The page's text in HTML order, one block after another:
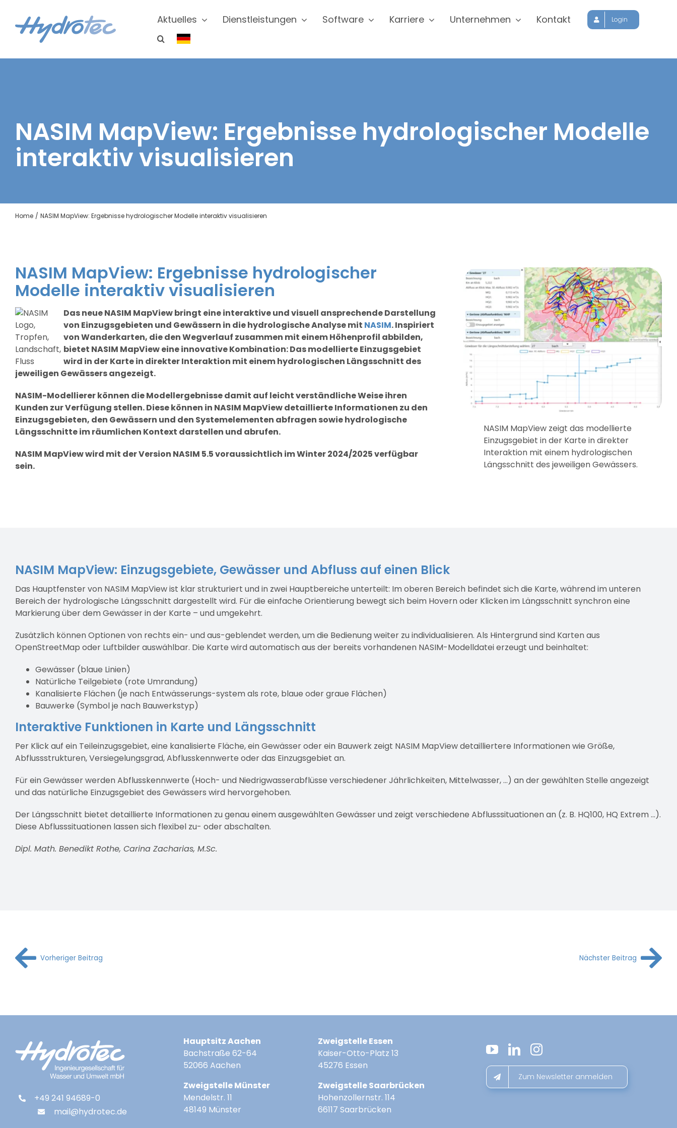
springen
Aktuelles Dienstleistungen Software Karriere Unternehmen Kontakt Login
NASIM MapView: Ergebnisse hydrologischer Modelle
interaktiv visualisieren
Home NASIM MapView: Ergebnisse hydrologischer Modelle interaktiv visualisieren
NASIM MapView: Ergebnisse hydrologischer
Modelle interaktiv visualisieren
Das neue NASIM MapView bringt eine interaktive und visuell ansprechende Darstellung
von Einzugsgebieten und Gewässern in die hydrologische Analyse mit NASIM. Inspiriert
von Wanderkarten, die den Wegverlauf zusammen mit einem Höhenprofil abbilden,
bietet NASIM MapView eine innovative Kombination: Das modellierte Einzugsgebiet
wird in der Karte in direkter Interaktion mit einem hydrologischen Längsschnitt des
jeweiligen Gewässers angezeigt.
NASIM-Modellierer können die Modellergebnisse damit auf leicht verständliche Weise ihren
Kunden zur Verfügung stellen. Diese können in NASIM MapView detaillierte Informationen zu den
Einzugsgebieten, den Gewässern und den Systemelementen abfragen sowie hydrologische
Längsschnitte im räumlichen Kontext darstellen und abrufen.
NASIM MapView wird mit der Version NASIM 5.5 voraussichtlich im Winter 2024/2025 verfügbar
sein.
NASIM MapView zeigt das modellierte
Einzugsgebiet in der Karte in direkter
Interaktion mit einem hydrologischen
Längsschnitt des jeweiligen Gewässers.
NASIM MapView: Einzugsgebiete, Gewässer und Abfluss auf einen Blick
Das Hauptfenster von NASIM MapView ist klar strukturiert und in zwei Hauptbereiche unterteilt: Im oberen Bereich befindet sich die Karte, während im unteren
Bereich der hydrologische Längsschnitt dargestellt wird. Für die einfache Orientierung bewegt sich beim Hovern oder Klicken im Längsschnitt synchron eine
Markierung über dem Gewässer in der Karte – und umgekehrt.
Zusätzlich können Optionen von rechts ein- und aus-geblendet werden, um die Bedienung weiter zu individualisieren. Als Hintergrund sind Karten aus
OpenStreetMap oder Luftbilder auswählbar. Die Karte wird automatisch aus der bereits vorhandenen NASIM-Modelldatei erzeugt und beinhaltet:
Gewässer (blaue Linien)
Natürliche Teilgebiete (rote Umrandung)
Kanalisierte Flächen (je nach Entwässerungs-system als rote, blaue oder graue Flächen)
Bauwerke (Symbol je nach Bauwerkstyp)
Interaktive Funktionen in Karte und Längsschnitt
Per Klick auf ein Teileinzugsgebiet, eine kanalisierte Fläche, ein Gewässer oder ein Bauwerk zeigt NASIM MapView detailliertere Informationen wie Größe,
Abflussstrukturen, Versiegelungsgrad, Abflusskennwerte oder das Einzugsgebiet an.
Für ein Gewässer werden Abflusskennwerte (Hoch- und Niedrigwasserabflüsse verschiedener Jährlichkeiten, Mittelwasser, …) an der gewählten Stelle angezeigt
und das natürliche Einzugsgebiet des Gewässers wird hervorgehoben.
Der Längsschnitt bietet detaillierte Informationen zu genau einem ausgewählten Gewässer und zeigt verschiedene Abflusssituationen an (z. B. HQ100, HQ Extrem …).
Diese Abflusssituationen lassen sich flexibel zu- oder abschalten.
Dipl. Math. Benedikt Rothe, Carina Zacharias, M.Sc.
Vorheriger Beitrag Nächster Beitrag
+49 241 94689-0
mail@hydrotec.de
Hauptsitz Aachen
Bachstraße 62-64
52066 Aachen
Zweigstelle Münster
Mendelstr. 11
48149 Münster
Zweigstelle Essen
Kaiser-Otto-Platz 13
45276 Essen
Zweigstelle Saarbrücken
Hohenzollernstr. 114
66117 Saarbrücken
Zum Newsletter anmelden